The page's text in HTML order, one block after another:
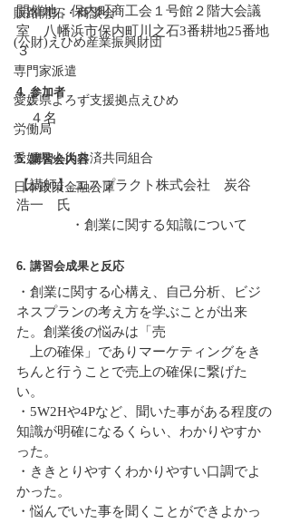
販路開拓・商談会
(公財)えひめ産業振興財団
専門家派遣
愛媛県よろず支援拠点えひめ
労働局
愛媛県火災共済共同組合
日本政策金融公庫
開催地：保内町商工会１号館２階大会議
室　八幡浜市保内町川之石3番耕地25番地
３
4. 参加者
４名
5. 講習会内容
【講師】 エスプラクト株式会社　炭谷
浩一　氏
・創業に関する知識について
6. 講習会成果と反応
・創業に関する心構え、自己分析、ビジ
ネスプランの考え方を学ぶことが出来
た。創業後の悩みは「売
上の確保」でありマーケティングをき
ちんと行うことで売上の確保に繋げた
い。
・ 5W2Hや4Pなど、聞いた事がある程度の
知識が明確になるくらい、わかりやすか
った。
・ききとりやすくわかりやすい口調でよ
かった。
・悩んでいた事を聞くことができよかっ